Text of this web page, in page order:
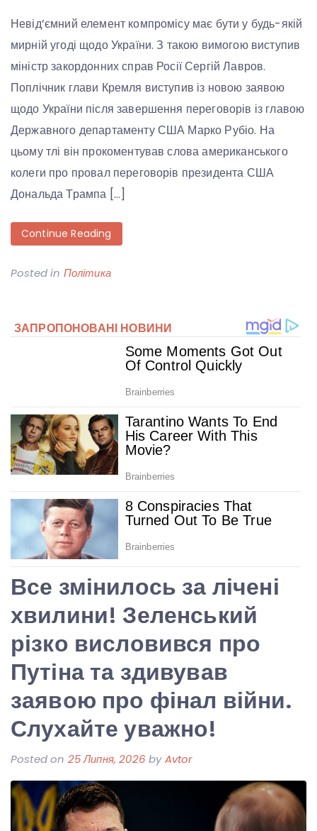
Невід’ємний елемент компромісу має бути у будь-якій
мирній угоді щодо України. З такою вимогою виступив
міністр закордонних справ Росії Сергій Лавров.
Поплічник глави Кремля виступив із новою заявою
щодо України після завершення переговорів із главою
Державного департаменту США Марко Рубіо. На
цьому тлі він прокоментував слова американського
колеги про провал переговорів президента США
Дональда Трампа […]
Continue Reading
Posted in Політика
Все змінилось за лічені
хвилини! Зеленський
різко висловився про
Путіна та здивував
заявою про фінал війни.
Слухайте уважно!
Posted on 25 Липня, 2026 byAvtor